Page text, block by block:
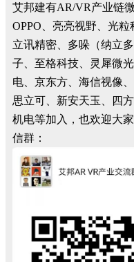
艾邦建有AR/VR产业链
OPPO、亮亮视野、光粒
立讯精密、多哚（纳立
子、至格科技、灵犀微
电、京东方、海信视像
思立可、新安天玉、四
机电等加入，也欢迎大
信群：